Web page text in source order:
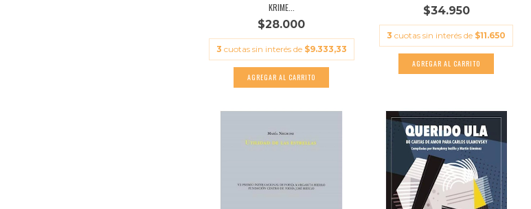
KRIME...
$28.000
3 cuotas sin interés de $9.333,33
$34.950
3 cuotas sin interés de $11.650